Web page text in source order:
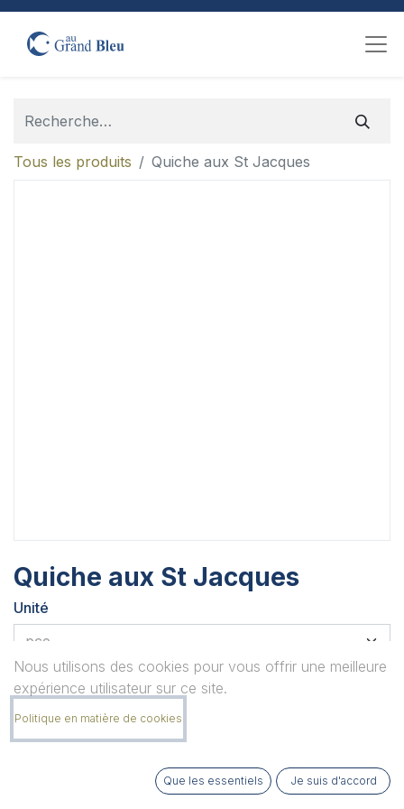
Tous les produits Quiche aux St Jacques
Quiche aux St Jacques
Unité
Quantité
Nous utilisons des cookies pour vous offrir une meilleure
expérience utilisateur sur ce site.
Politique en matière de cookies
Que les essentiels Je suis d'accord